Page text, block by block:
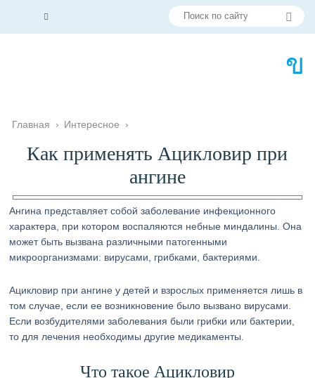
Главная › Интересное ›
Как применять Ацикловир при
ангине
Ангина представляет собой заболевание инфекционного
характера, при котором воспаляются небные миндалины. Она
может быть вызвана различными патогенными
микроорганизмами: вирусами, грибками, бактериями.
Ацикловир при ангине у детей и взрослых применяется лишь в
том случае, если ее возникновение было вызвано вирусами.
Если возбудителями заболевания были грибки или бактерии,
то для лечения необходимы другие медикаменты.
Что такое Ацикловир